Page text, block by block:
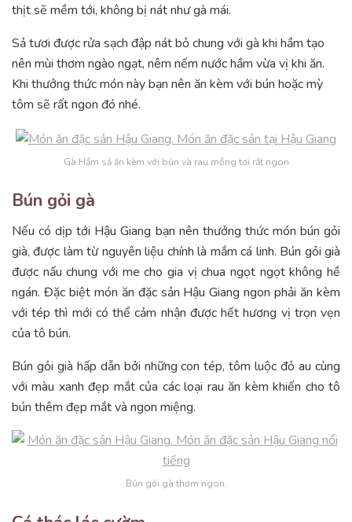
thịt sẽ mềm tới, không bị nát như gà mái.
Sả tươi được rửa sạch đập nát bỏ chung với gà khi hầm tạo
nên mùi thơm ngào ngạt, nêm nếm nước hầm vừa vị khi ăn.
Khi thưởng thức món này bạn nên ăn kèm với bún hoặc mỳ
tôm sẽ rất ngon đó nhé.
Gà Hầm sả ăn kèm với bún và rau mồng tơi rất ngon
Bún gỏi gà
Nếu có dịp tới Hậu Giang bạn nên thưởng thức món bún gỏi
già, được làm từ nguyên liệu chính là mắm cá linh. Bún gỏi già
được nấu chung với me cho gia vị chua ngọt ngọt không hề
ngán. Đặc biệt món ăn đặc sản Hậu Giang ngon phải ăn kèm
với tép thì mới có thể cảm nhận được hết hương vị trọn vẹn
của tô bún.
Bún gỏi già hấp dẫn bởi những con tép, tôm luộc đỏ au cùng
với màu xanh đẹp mắt của các loại rau ăn kèm khiến cho tô
bún thêm đẹp mắt và ngon miệng.
Bún gỏi gà thơm ngon.